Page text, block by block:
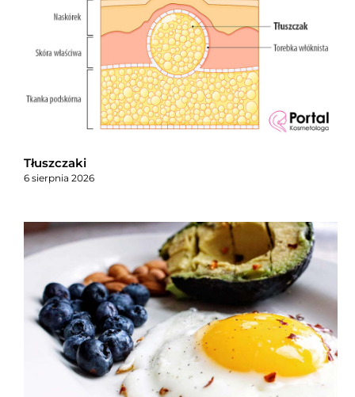
Tłuszczaki
6 sierpnia 2026